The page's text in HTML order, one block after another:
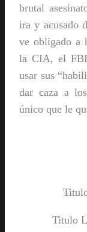
brutal
ira y acusado
ve obligado a
la CIA, el
usar sus
dar caza a
único que le
Titulo